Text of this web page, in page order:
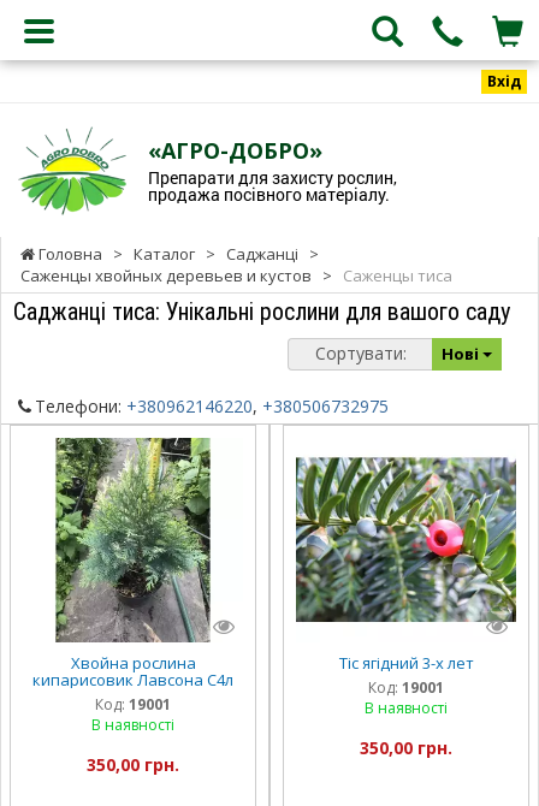
Вхід
«АГРО-ДОБРО»
Препарати для захисту рослин,
продажа посівного матеріалу.
Головна > Каталог > Саджанці
>
Саженцы хвойных деревьев и кустов
> Саженцы тиса
Саджанці тиса: Унікальні рослини для вашого саду
Сортувати: Нові
Телефони: +380962146220, +380506732975
Хвойна рослина
кипарисовик Лавсона С4л
Код: 19001
В наявності
350,00 грн.
Тіс ягідний 3-х лет
Код: 19001
В наявності
350,00 грн.